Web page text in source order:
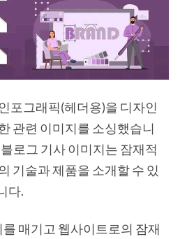
포그래픽(헤더용)을 디자인
관련 이미지를 소싱했습니
로그 기사 이미지는 잠재적
기술과 제품을 소개할 수 있
다.
를 매기고 웹사이트로의 잠재